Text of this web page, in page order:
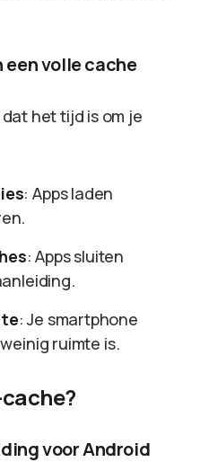
volle cache
het tijd is om je
: Apps laden
: Apps sluiten
: Je smartphone
ruimte is.
voor Android